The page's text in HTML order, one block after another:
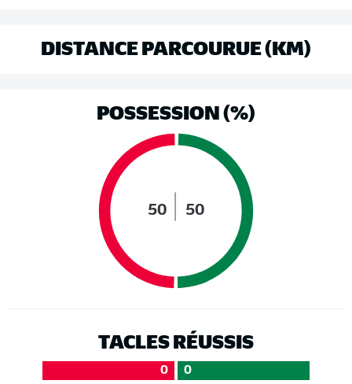
DISTANCE PARCOURUE (KM)
POSSESSION (%)
50 50
TACLES RÉUSSIS
0 0